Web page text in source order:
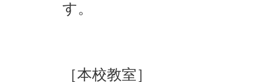
す。
［本校教室］